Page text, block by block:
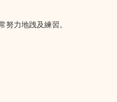
力地跩及練習。